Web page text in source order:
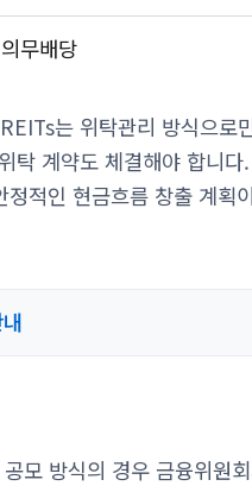
무배당
는 위탁관리 방식으로
탁 계약도 체결해야 합니
적인 현금흐름 창출 계획
모 방식의 경우 금융위원